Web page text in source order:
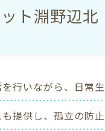
ト淵野辺北
行いながら、日常
提供し、孤立の防